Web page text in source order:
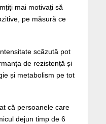
mai motivați să
pe măsură ce
scăzută pot
de rezistență și
și metabolism pe tot
că persoanele care
dejun timp de 6